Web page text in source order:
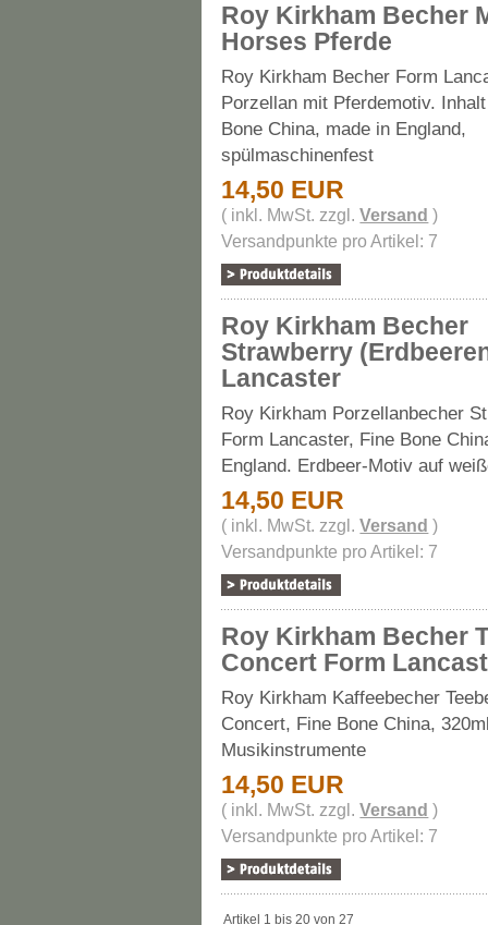
Roy Kirkham Becher
Horses Pferde
Roy Kirkham Becher Form
Porzellan mit Pferdemotiv.
Bone China, made in England,
spülmaschinenfest
14,50 EUR
( inkl. MwSt. zzgl.Versand )
Versandpunkte pro Artikel: 7
Roy Kirkham Becher
Strawberry
Lancaster
Roy Kirkham Porzellanbecher
Form Lancaster, Fine Bone
England. Erdbeer-Motiv auf
14,50 EUR
( inkl. MwSt. zzgl.Versand )
Versandpunkte pro Artikel: 7
Roy Kirkham Becher
Concert Form
Roy Kirkham Kaffeebecher
Concert, Fine Bone China,
Musikinstrumente
14,50 EUR
( inkl. MwSt. zzgl.Versand )
Versandpunkte pro Artikel: 7
Artikel 1 bis 20 von 27